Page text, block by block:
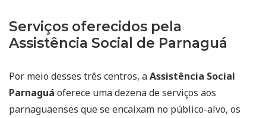
Serviços oferecidos pela
Assistência Social de Parnaguá
Por meio desses três centros, aAssistência Social
Parnaguá oferece uma dezena de serviços aos
parnaguaenses que se encaixam no público-alvo, os